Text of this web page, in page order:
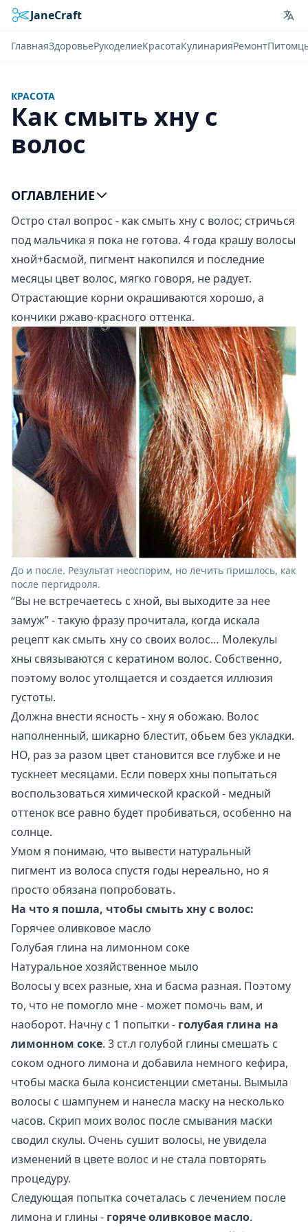
JaneCraft
ГлавнаяЗдоровьеРукоделиеКрасотаКулинарияРемонт
КРАСОТА
Как смыть хну с
волос
Остро стал вопрос - как смыть хну с волос; стричься
под мальчика я пока не готова. 4 года крашу волосы
хной+басмой, пигмент накопился и последние
месяцы цвет волос, мягко говоря, не радует.
Отрастающие корни окрашиваются хорошо, а
кончики ржаво-красного оттенка.
До и после. Результат неоспорим, но лечить пришлось, как
после пергидроля.
“Вы не встречаетесь с хной, вы выходите за нее
замуж” - такую фразу прочитала, когда искала
рецепт как смыть хну со своих волос… Молекулы
хны связываются с кератином волос. Собственно,
поэтому волос утолщается и создается иллюзия
густоты.
Должна внести ясность - хну я обожаю. Волос
наполненный, шикарно блестит, обьем без укладки.
НО, раз за разом цвет становится все глубже и не
тускнеет месяцами. Если поверх хны попытаться
воспользоваться химической краской - медный
оттенок все равно будет пробиваться, особенно на
солнце.
Умом я понимаю, что вывести натуральный
пигмент из волоса спустя годы нереально, но я
просто обязана попробовать.
На что я пошла, чтобы смыть хну с волос:
Горячее оливковое масло
Голубая глина на лимонном соке
Натуральное хозяйственное мыло
Волосы у всех разные, хна и басма разная. Поэтому
то, что не помогло мне - может помочь вам, и
наоборот. Начну с 1 попытки - голубая глина на
лимонном соке. 3 ст.л голубой глины смешать с
соком одного лимона и добавила немного кефира,
чтобы маска была консистенции сметаны. Вымыла
волосы с шампунем и нанесла маску на несколько
часов. Скрип моих волос после смывания маски
сводил скулы. Очень сушит волосы, не увидела
изменений в цвете волос и не стала повторять
процедуру.
Следующая попытка сочеталась с лечением после
лимона и глины - горяче оливковое масло.
ОГЛАВЛЕНИЕ